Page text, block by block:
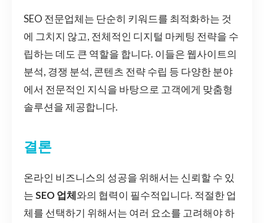
SEO 전문업체는 단순히 키워드를 최적화하는 것
에 그치지 않고, 전체적인 디지털 마케팅 전략을 수
립하는 데도 큰 역할을 합니다. 이들은 웹사이트의
분석, 경쟁 분석, 콘텐츠 전략 수립 등 다양한 분야
에서 전문적인 지식을 바탕으로 고객에게 맞춤형
솔루션을 제공합니다.
결론
온라인 비즈니스의 성공을 위해서는 신뢰할 수 있
는SEO 업체와의 협력이 필수적입니다. 적절한 업
체를 선택하기 위해서는 여러 요소를 고려해야 하